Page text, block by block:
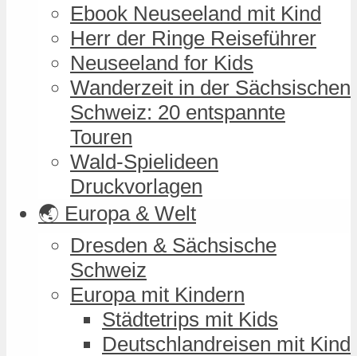
Ebook Neuseeland mit Kind
Herr der Ringe Reiseführer
Neuseeland for Kids
Wanderzeit in der Sächsischen
Schweiz: 20 entspannte
Touren
Wald-Spielideen
Druckvorlagen
🌏 Europa & Welt
Dresden & Sächsische
Schweiz
Europa mit Kindern
Städtetrips mit Kids
Deutschlandreisen mit Kind